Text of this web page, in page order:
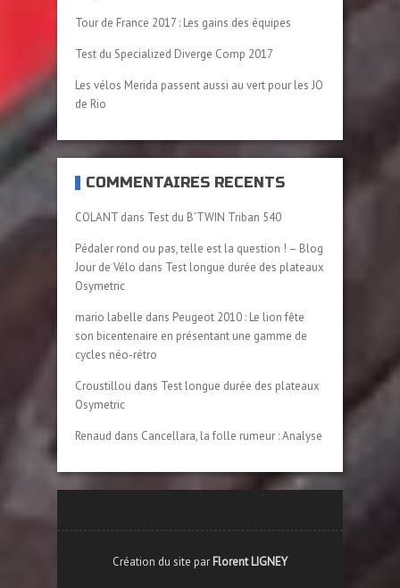
Tour de France 2017 : Les gains des équipes
Test du Specialized Diverge Comp 2017
Les vélos Merida passent aussi au vert pour les JO
de Rio
COMMENTAIRES RÉCENTS
COLANT dans Test du B’TWIN Triban 540
Pédaler rond ou pas, telle est la question ! – Blog
Jour de Vélo dans Test longue durée des plateaux
Osymetric
mario labelle dans Peugeot 2010 : Le lion fête
son bicentenaire en présentant une gamme de
cycles néo-rétro
Croustillou dans Test longue durée des plateaux
Osymetric
Renaud dans Cancellara, la folle rumeur : Analyse
Création du site par Florent LIGNEY